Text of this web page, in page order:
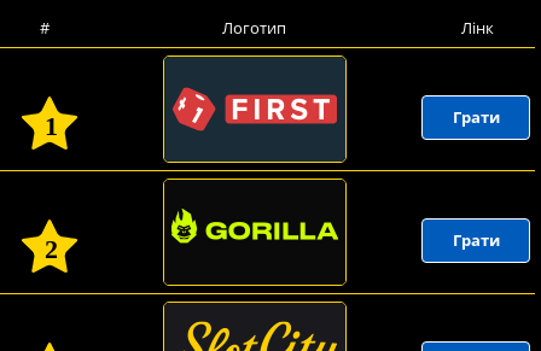
# Логотип Лінк
1 Грати
2 Грати